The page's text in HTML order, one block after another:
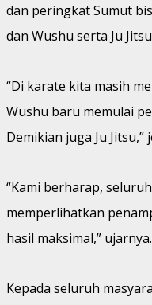
dan peringkat Sumut
dan Wushu serta Ju
“Di karate kita masih
Wushu baru memulai
Demikian juga Ju Jitsu,”
“Kami berharap,
memperlihatkan
hasil maksimal,” ujarnya.
Kepada seluruh